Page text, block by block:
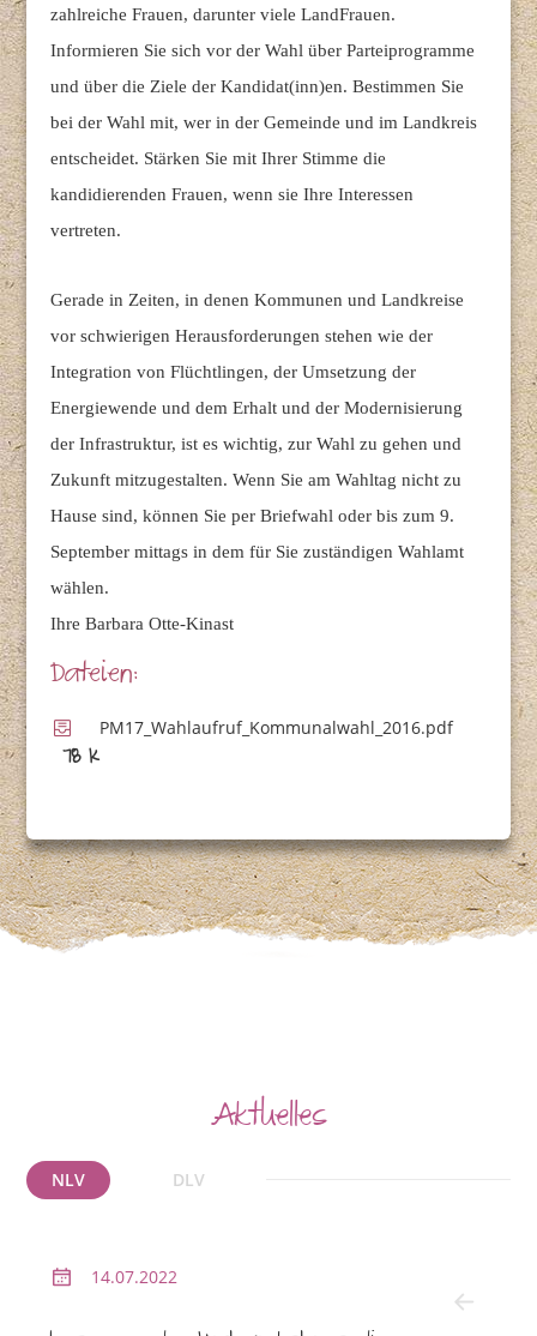
zahlreiche Frauen, darunter viele LandFrauen.
Informieren Sie sich vor der Wahl über Parteiprogramme
und über die Ziele der Kandidat(inn)en. Bestimmen Sie
bei der Wahl mit, wer in der Gemeinde und im Landkreis
entscheidet. Stärken Sie mit Ihrer Stimme die
kandidierenden Frauen, wenn sie Ihre Interessen
vertreten.
Gerade in Zeiten, in denen Kommunen und Landkreise
vor schwierigen Herausforderungen stehen wie der
Integration von Flüchtlingen, der Umsetzung der
Energiewende und dem Erhalt und der Modernisierung
der Infrastruktur, ist es wichtig, zur Wahl zu gehen und
Zukunft mitzugestalten. Wenn Sie am Wahltag nicht zu
Hause sind, können Sie per Briefwahl oder bis zum 9.
September mittags in dem für Sie zuständigen Wahlamt
wählen.
Ihre Barbara Otte-Kinast
Dateien:
PM17_Wahlaufruf_Kommunalwahl_2016.pdf
78 K
Aktuelles
NLV DLV
14.07.2022